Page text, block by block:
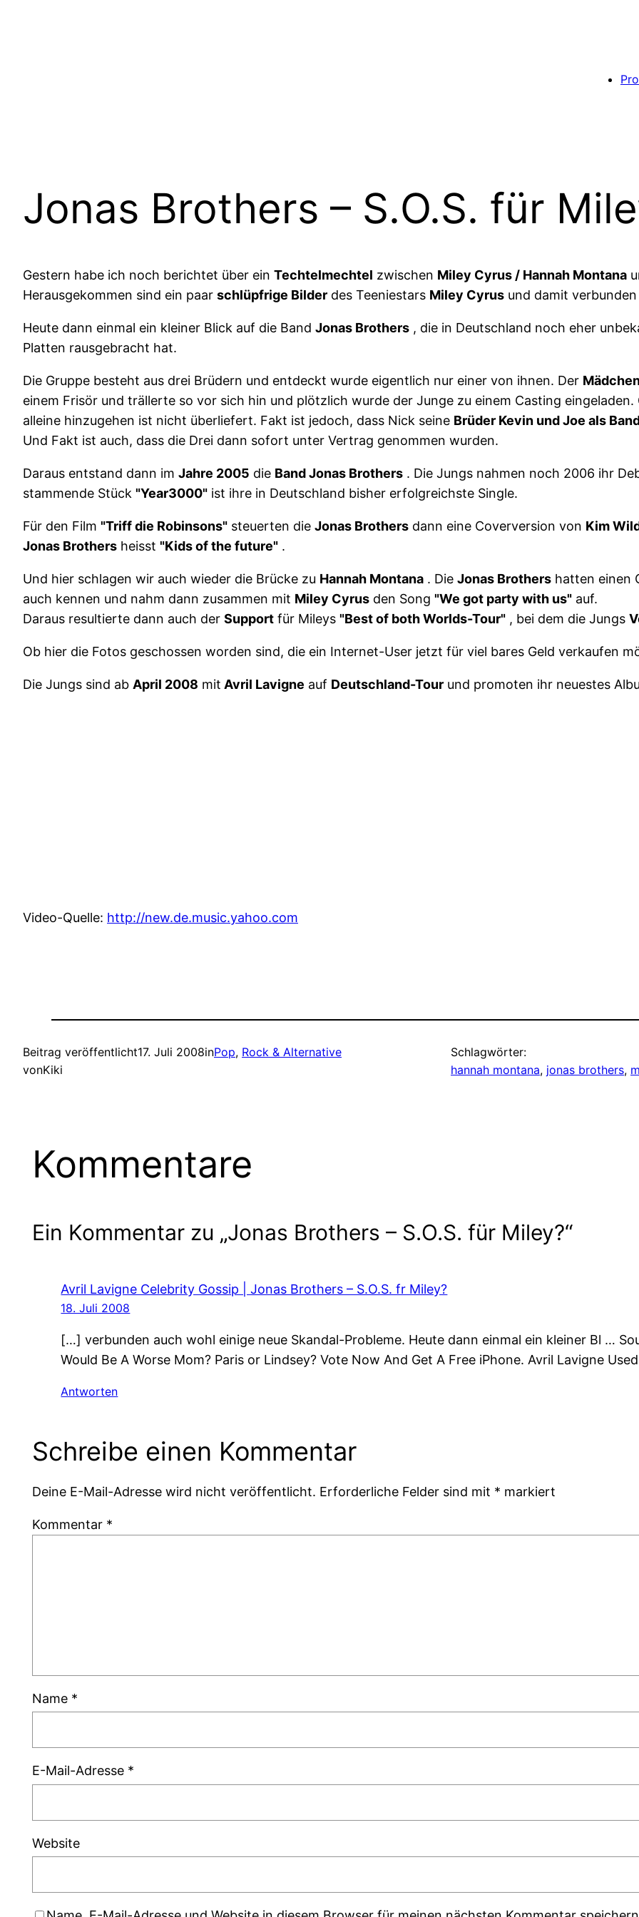
Jonas Brothers – S.O.S. für
Gestern habe ich noch berichtet über ein Techtelmechtel zwischen Miley Cyrus / Hannah Montana
Herausgekommen sind ein paar schlüpfrige Bilder des Teeniestars Miley Cyrus und damit
Heute dann einmal ein kleiner Blick auf die Band Jonas Brothers , die in Deutschland noch eher
Platten rausgebracht hat.
Die Gruppe besteht aus drei Brüdern und entdeckt wurde eigentlich nur einer von ihnen. Der
einem Frisör und trällerte so vor sich hin und plötzlich wurde der Junge zu einem Casting
alleine hinzugehen ist nicht überliefert. Fakt ist jedoch, dass Nick seine Brüder Kevin und Joe als
Und Fakt ist auch, dass die Drei dann sofort unter Vertrag genommen wurden.
Daraus entstand dann im Jahre 2005 die Band Jonas Brothers . Die Jungs nahmen noch 2006 ihr
stammende Stück "Year3000" ist ihre in Deutschland bisher erfolgreichste Single.
Für den Film "Triff die Robinsons" steuerten die Jonas Brothers dann eine Coverversion von Kim
Jonas Brothers heisst "Kids of the future" .
Und hier schlagen wir auch wieder die Brücke zu Hannah Montana . Die Jonas Brothers hatten einen
auch kennen und nahm dann zusammen mit Miley Cyrus den Song "We got party with us" auf.
Daraus resultierte dann auch der Support für Mileys "Best of both Worlds-Tour" , bei dem die Jungs
Ob hier die Fotos geschossen worden sind, die ein Internet-User jetzt für viel bares Geld verkaufen
Die Jungs sind ab April 2008 mit Avril Lavigne auf Deutschland-Tour und promoten ihr neuestes
Video-Quelle: http://new.de.music.yahoo.com
Beitrag veröffentlicht17. Juli 2008inPop, Rock & Alternative
vonKiki
Schlagwörter:
hannah montana, jonas brothers,
Kommentare
Ein Kommentar zu „Jonas Brothers – S.O.S. für Miley?“
Avril Lavigne Celebrity Gossip | Jonas Brothers – S.O.S. fr Miley?
18. Juli 2008
[…] verbunden auch wohl einige neue Skandal-Probleme. Heute dann einmal ein kleiner Bl …
Would Be A Worse Mom? Paris or Lindsey? Vote Now And Get A Free iPhone. Avril Lavigne
Antworten
Schreibe einen Kommentar
Deine E-Mail-Adresse wird nicht veröffentlicht. Erforderliche Felder sind mit * markiert
Kommentar *
Name *
E-Mail-Adresse *
Website